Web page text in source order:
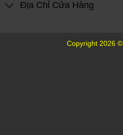
Địa Chỉ Cửa Hàng
Copyright 2026 ©